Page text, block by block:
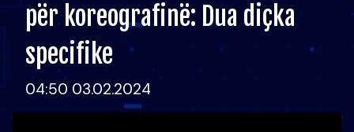
për koreografinë: Dua diçka
specifike
04:50 03.02.2024